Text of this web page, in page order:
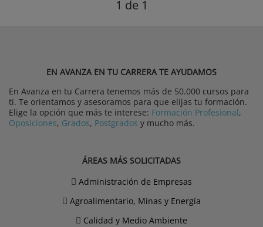
1 de 1
EN AVANZA EN TU CARRERA TE AYUDAMOS
En Avanza en tu Carrera tenemos más de 50.000 cursos para
ti. Te orientamos y asesoramos para que elijas tu formación.
Elige la opción que más te interese: Formación Profesional,
Oposiciones, Grados, Postgrados y mucho más.
ÁREAS MÁS SOLICITADAS
Administración de Empresas
Agroalimentario, Minas y Energía
Calidad y Medio Ambiente